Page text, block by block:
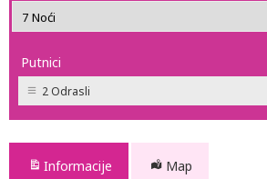
Putnici
2 Odrasli
Informacije Map